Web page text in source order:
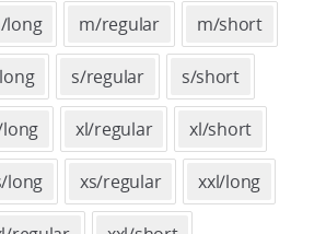
long m/regular m/short
s/regular s/short
xl/regular xl/short
long xs/regular xxl/long